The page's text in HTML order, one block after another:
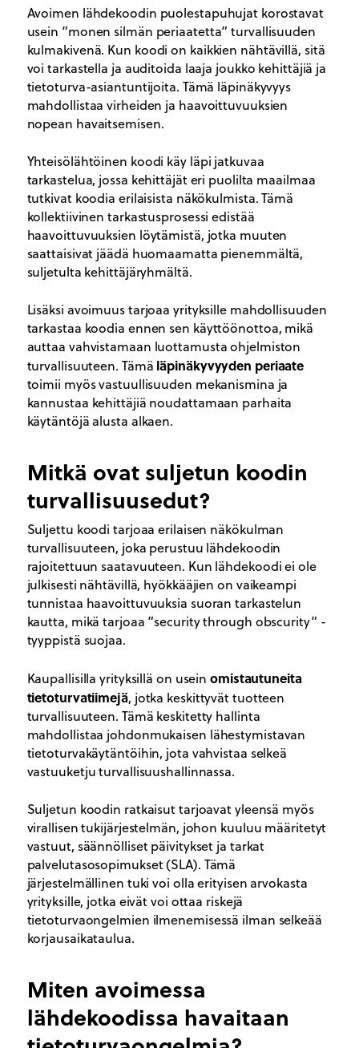
Avoimen lähdekoodin puolestapuhujat korostavat
usein ”monen silmän periaatetta” turvallisuuden
kulmakivenä. Kun koodi on kaikkien nähtävillä, sitä
voi tarkastella ja auditoida laaja joukko kehittäjiä ja
tietoturva-asiantuntijoita. Tämä läpinäkyvyys
mahdollistaa virheiden ja haavoittuvuuksien
nopean havaitsemisen.
Yhteisölähtöinen koodi käy läpi jatkuvaa
tarkastelua, jossa kehittäjät eri puolilta maailmaa
tutkivat koodia erilaisista näkökulmista. Tämä
kollektiivinen tarkastusprosessi edistää
haavoittuvuuksien löytämistä, jotka muuten
saattaisivat jäädä huomaamatta pienemmältä,
suljetulta kehittäjäryhmältä.
Lisäksi avoimuus tarjoaa yrityksille mahdollisuuden
tarkastaa koodia ennen sen käyttöönottoa, mikä
auttaa vahvistamaan luottamusta ohjelmiston
turvallisuuteen. Tämä läpinäkyvyyden periaate
toimii myös vastuullisuuden mekanismina ja
kannustaa kehittäjiä noudattamaan parhaita
käytäntöjä alusta alkaen.
Mitkä ovat suljetun koodin
turvallisuusedut?
Suljettu koodi tarjoaa erilaisen näkökulman
turvallisuuteen, joka perustuu lähdekoodin
rajoitettuun saatavuuteen. Kun lähdekoodi ei ole
julkisesti nähtävillä, hyökkääjien on vaikeampi
tunnistaa haavoittuvuuksia suoran tarkastelun
kautta, mikä tarjoaa ”security through obscurity” -
tyyppistä suojaa.
Kaupallisilla yrityksillä on useinomistautuneita
tietoturvatiimejä, jotka keskittyvät tuotteen
turvallisuuteen. Tämä keskitetty hallinta
mahdollistaa johdonmukaisen lähestymistavan
tietoturvakäytäntöihin, jota vahvistaa selkeä
vastuuketju turvallisuushallinnassa.
Suljetun koodin ratkaisut tarjoavat yleensä myös
virallisen tukijärjestelmän, johon kuuluu määritetyt
vastuut, säännölliset päivitykset ja tarkat
palvelutasosopimukset (SLA). Tämä
järjestelmällinen tuki voi olla erityisen arvokasta
yrityksille, jotka eivät voi ottaa riskejä
tietoturvaongelmien ilmenemisessä ilman selkeää
korjausaikataulua.
Miten avoimessa
lähdekoodissa havaitaan